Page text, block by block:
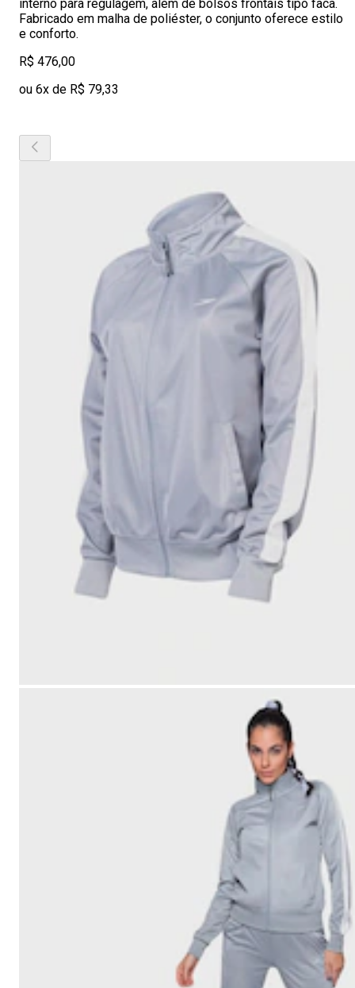
interno para regulagem, além de bolsos frontais tipo faca.
Fabricado em malha de poliéster, o conjunto oferece estilo
e conforto.
R$ 476,00
ou 6x de R$ 79,33